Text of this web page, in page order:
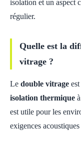
isolation et un aspect
régulier.
Quelle est la
vitrage ?
Le double vitrage
isolation thermique
est utile pour les
exigences